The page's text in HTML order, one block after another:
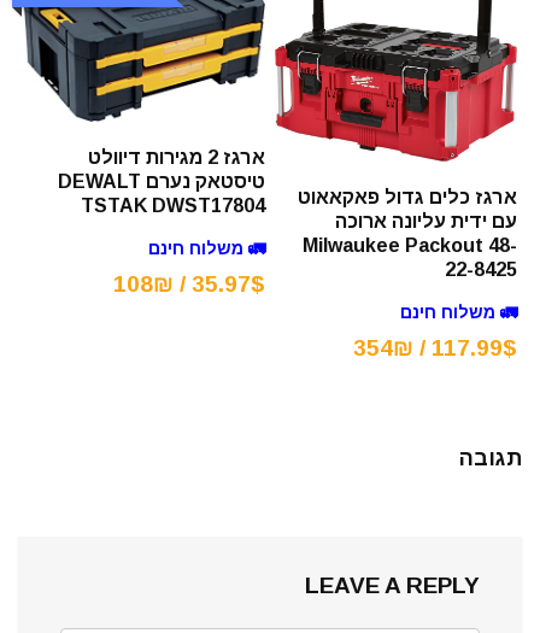
ארגז כלים גדול פאקאאוט
עם ידית עליונה ארוכה
Milwaukee Packout 48-
22-8425
🚛 משלוח חינם
117.99$ / 354₪
ארגז 2 מגירות דיוולט
טיסטאק נערם DEWALT
TSTAK DWST17804
🚛 משלוח חינם
35.97$ / 108₪
תגובה
LEAVE A REPLY